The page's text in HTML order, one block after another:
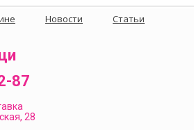
Новости Статьи
87
28